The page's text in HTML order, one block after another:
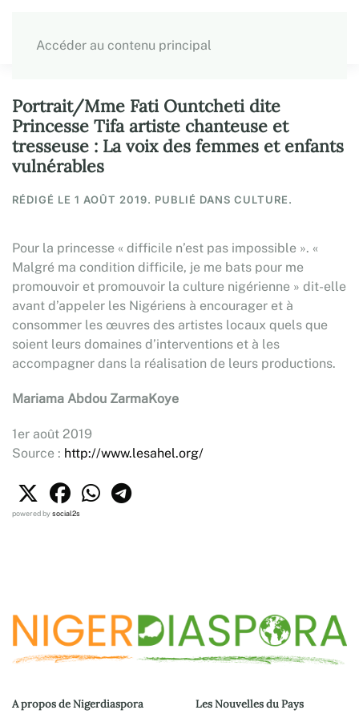
Accéder au contenu principal
Portrait/Mme Fati Ountcheti dite
Princesse Tifa artiste chanteuse et
tresseuse : La voix des femmes et enfants
vulnérables
RÉDIGÉ LE 1 AOÛT 2019. PUBLIÉ DANS CULTURE.
Pour la princesse « difficile n’est pas impossible ». «
Malgré ma condition difficile, je me bats pour me
promouvoir et promouvoir la culture nigérienne » dit-elle
avant d’appeler les Nigériens à encourager et à
consommer les œuvres des artistes locaux quels que
soient leurs domaines d’interventions et à les
accompagner dans la réalisation de leurs productions.
Mariama Abdou ZarmaKoye
1er août 2019
Source : http://www.lesahel.org/
powered bysocial2s
A propos de Nigerdiaspora Les Nouvelles du Pays